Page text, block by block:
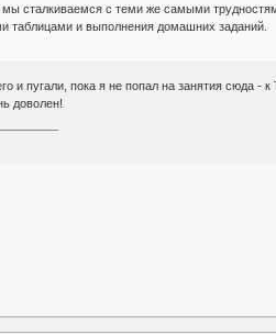
мы сталкиваемся с теми же самыми
таблицами и выполнения домашних заданий.
и пугали, пока я не попал на занятия сюда
доволен!